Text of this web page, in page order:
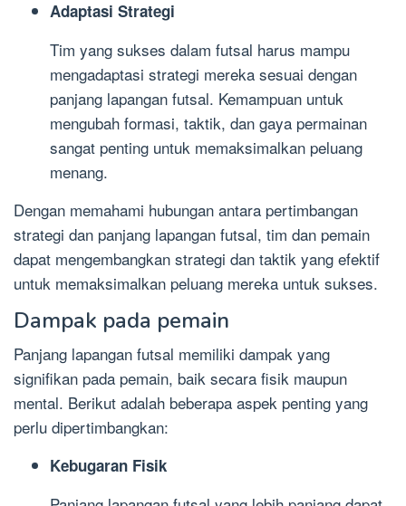
Adaptasi Strategi
Tim yang sukses dalam futsal harus mampu
mengadaptasi strategi mereka sesuai dengan
panjang lapangan futsal. Kemampuan untuk
mengubah formasi, taktik, dan gaya permainan
sangat penting untuk memaksimalkan peluang
menang.
Dengan memahami hubungan antara pertimbangan
strategi dan panjang lapangan futsal, tim dan pemain
dapat mengembangkan strategi dan taktik yang efektif
untuk memaksimalkan peluang mereka untuk sukses.
Dampak pada pemain
Panjang lapangan futsal memiliki dampak yang
signifikan pada pemain, baik secara fisik maupun
mental. Berikut adalah beberapa aspek penting yang
perlu dipertimbangkan:
Kebugaran Fisik